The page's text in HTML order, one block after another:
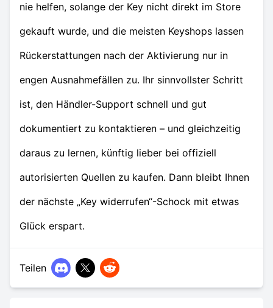
nie helfen, solange der Key nicht direkt im Store
gekauft wurde, und die meisten Keyshops lassen
Rückerstattungen nach der Aktivierung nur in
engen Ausnahmefällen zu. Ihr sinnvollster Schritt
ist, den Händler-Support schnell und gut
dokumentiert zu kontaktieren – und gleichzeitig
daraus zu lernen, künftig lieber bei offiziell
autorisierten Quellen zu kaufen. Dann bleibt Ihnen
der nächste „Key widerrufen“-Schock mit etwas
Glück erspart.
Teilen